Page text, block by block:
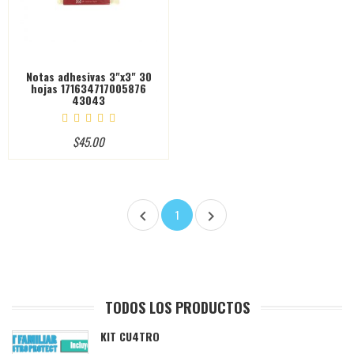
Notas adhesivas 3"x3" 30
hojas 171634717005876
43043
$45.00
 1 
TODOS LOS PRODUCTOS
KIT CU4TRO